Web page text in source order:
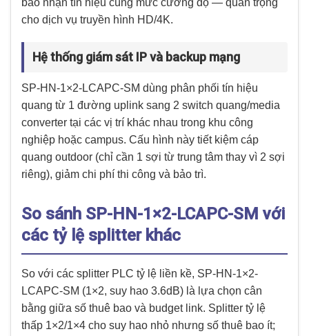
bao nhận tín hiệu cùng mức cường độ — quan trọng
cho dịch vụ truyền hình HD/4K.
Hệ thống giám sát IP và backup mạng
SP-HN-1×2-LCAPC-SM dùng phân phối tín hiệu
quang từ 1 đường uplink sang 2 switch quang/media
converter tại các vị trí khác nhau trong khu công
nghiệp hoặc campus. Cấu hình này tiết kiệm cáp
quang outdoor (chỉ cần 1 sợi từ trung tâm thay vì 2 sợi
riêng), giảm chi phí thi công và bảo trì.
So sánh SP-HN-1×2-LCAPC-SM với
các tỷ lệ splitter khác
So với các splitter PLC tỷ lệ liền kề, SP-HN-1×2-
LCAPC-SM (1×2, suy hao 3.6dB) là lựa chọn cân
bằng giữa số thuê bao và budget link. Splitter tỷ lệ
thấp 1×2/1×4 cho suy hao nhỏ nhưng số thuê bao ít;